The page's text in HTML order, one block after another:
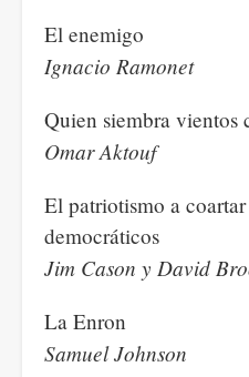
El enemigo
Ignacio Ramonet
Quien siembra vientos
Omar Aktouf
El patriotismo a
democráticos
Jim Cason y David
La Enron
Samuel Johnson